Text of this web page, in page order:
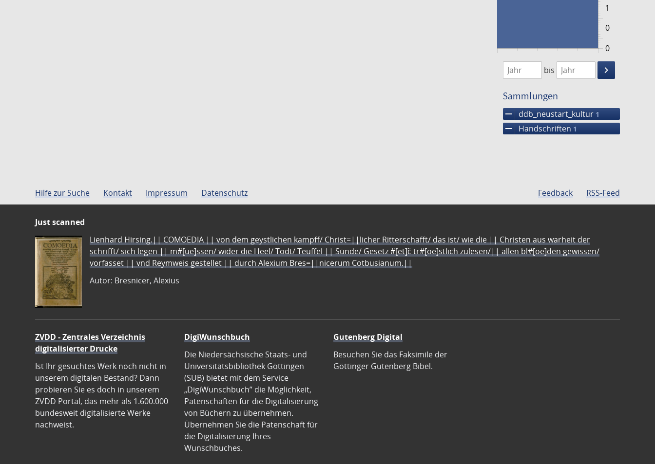
0
0
1
1474
1475
bis
keyboard_arrow_right
Suche
Sammlungen
remove ddb_neustart_kultur 1
remove Handschriften 1
Hilfe zur Suche Kontakt Impressum Datenschutz Feedback RSS-Feed
Just scanned
Lienhard Hirsing.|| COMOEDIA || von dem geystlichen kampff/ Christ=||licher Ritterschafft/ das ist/ wie die || Christen aus warheit der
schrifft/ sich legen || m#[ue]ssen/ wider die Heel/ Todt/ Teuffel || Sünde/ Gesetz #[et]c̃ tr#[oe]stlich zulesen/|| allen bl#[oe]den gewissen/
vorfasset || vnd Reymweis gestellet || durch Alexium Bres=||nicerum Cotbusianum.||
Autor: Bresnicer, Alexius
ZVDD - Zentrales Verzeichnis
digitalisierter Drucke
Ist Ihr gesuchtes Werk noch nicht in
unserem digitalen Bestand? Dann
probieren Sie es doch in unserem
ZVDD Portal, das mehr als 1.600.000
bundesweit digitalisierte Werke
nachweist.
DigiWunschbuch
Die Niedersächsische Staats- und
Universitätsbibliothek Göttingen
(SUB) bietet mit dem Service
„DigiWunschbuch” die Möglichkeit,
Patenschaften für die Digitalisierung
von Büchern zu übernehmen.
Übernehmen Sie die Patenschaft für
die Digitalisierung Ihres
Wunschbuches.
Gutenberg Digital
Besuchen Sie das Faksimile der
Göttinger Gutenberg Bibel.